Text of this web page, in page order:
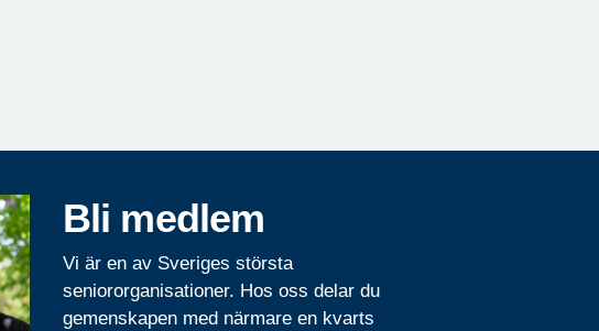
Bli medlem
Vi är en av Sveriges största
seniororganisationer. Hos oss delar du
gemenskapen med närmare en kvarts